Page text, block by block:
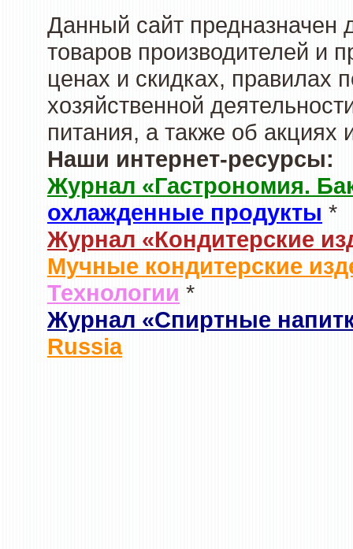
Данный сайт предназначен
товаров производителей и
ценах и скидках, правилах
хозяйственной
питания, а также об
Наши интернет-ресурсы:
Журнал «Гастрономия.
охлажденные продукты *
Журнал «Кондитерские
Мучные кондитерские
Технологии *
Журнал «Спиртные
Russia